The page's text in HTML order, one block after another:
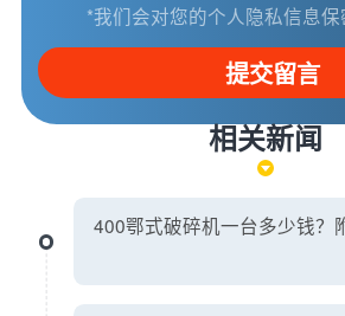
*我们会对您的个人隐私信息
提交留言
相关新闻
400鄂式破碎机一台多少钱？